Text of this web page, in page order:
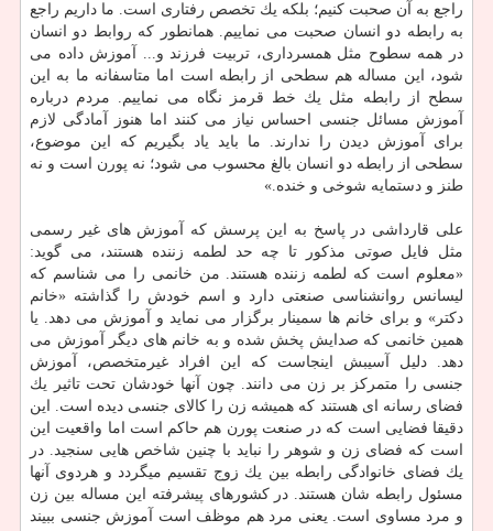
راجع به آن صحبت كنیم؛ بلكه یك تخصص رفتاری است. ما داریم راجع
به رابطه دو انسان صحبت می نماییم. همانطور كه روابط دو انسان
در همه سطوح مثل همسرداری، تربیت فرزند و... آموزش داده می
شود، این مساله هم سطحی از رابطه است اما متاسفانه ما به این
سطح از رابطه مثل یك خط قرمز نگاه می نماییم. مردم درباره
آموزش مسائل جنسی احساس نیاز می كنند اما هنوز آمادگی لازم
برای آموزش دیدن را ندارند. ما باید یاد بگیریم كه این موضوع،
سطحی از رابطه دو انسان بالغ محسوب می شود؛ نه پورن است و نه
طنز و دستمایه شوخی و خنده.»
علی قارداشی در پاسخ به این پرسش كه آموزش های غیر رسمی
مثل فایل صوتی مذكور تا چه حد لطمه زننده هستند، می گوید:
«معلوم است كه لطمه زننده هستند. من خانمی را می شناسم كه
لیسانس روانشناسی صنعتی دارد و اسم خودش را گذاشته «خانم
دكتر» و برای خانم ها سمینار برگزار می نماید و آموزش می دهد. یا
همین خانمی كه صدایش پخش شده و به خانم های دیگر آموزش می
دهد. دلیل آسیبش اینجاست كه این افراد غیرمتخصص، آموزش
جنسی را متمركز بر زن می دانند. چون آنها خودشان تحت تاثیر یك
فضای رسانه ای هستند كه همیشه زن را كالای جنسی دیده است. این
دقیقا فضایی است كه در صنعت پورن هم حاكم است اما واقعیت این
است كه فضای زن و شوهر را نباید با چنین شاخص هایی سنجید. در
یك فضای خانوادگی رابطه بین یك زوج تقسیم میگردد و هردوی آنها
مسئول رابطه شان هستند. در كشورهای پیشرفته این مساله بین زن
و مرد مساوی است. یعنی مرد هم موظف است آموزش جنسی ببیند